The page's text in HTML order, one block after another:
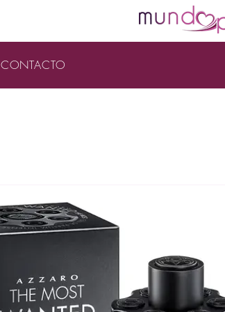
CONTACTO